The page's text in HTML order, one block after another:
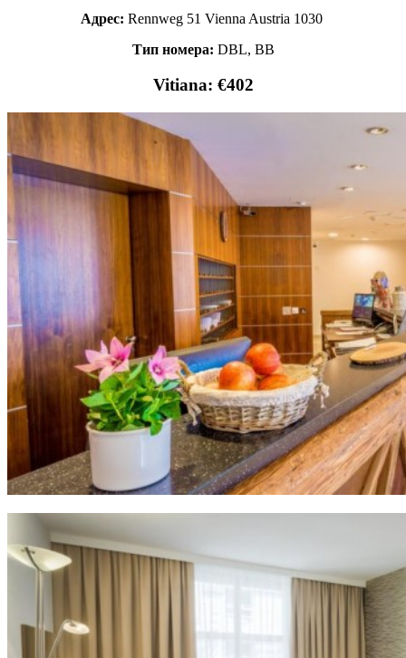
Адрес: Rennweg 51 Vienna Austria 1030
Тип номера: DBL, BB
Vitiana: €402